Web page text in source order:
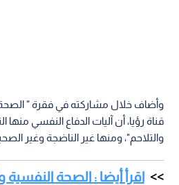
وأضاف خلال مشاركته في فقرة " الصحة"
قناة رؤيا، أن آليات الدفاع النفسي منها
والتلاحم"، ومنها غير الناضجة وغير
اقرأ أيضا : الصحة النفسية